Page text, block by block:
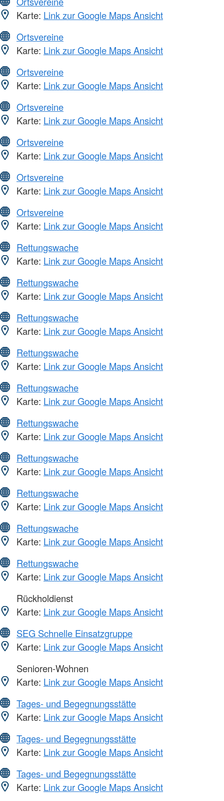
Karte: Link zur Google Maps Ansicht
Ortsvereine
Karte: Link zur Google Maps Ansicht
Ortsvereine
Karte: Link zur Google Maps Ansicht
Ortsvereine
Karte: Link zur Google Maps Ansicht
Ortsvereine
Karte: Link zur Google Maps Ansicht
Ortsvereine
Karte: Link zur Google Maps Ansicht
Ortsvereine
Karte: Link zur Google Maps Ansicht
Rettungswache
Karte: Link zur Google Maps Ansicht
Rettungswache
Karte: Link zur Google Maps Ansicht
Rettungswache
Karte: Link zur Google Maps Ansicht
Rettungswache
Karte: Link zur Google Maps Ansicht
Rettungswache
Karte: Link zur Google Maps Ansicht
Rettungswache
Karte: Link zur Google Maps Ansicht
Rettungswache
Karte: Link zur Google Maps Ansicht
Rettungswache
Karte: Link zur Google Maps Ansicht
Rettungswache
Karte: Link zur Google Maps Ansicht
Rettungswache
Karte: Link zur Google Maps Ansicht
Rückholdienst
Karte: Link zur Google Maps Ansicht
SEG Schnelle Einsatzgruppe
Karte: Link zur Google Maps Ansicht
Senioren-Wohnen
Karte: Link zur Google Maps Ansicht
Tages- und Begegnungsstätte
Karte: Link zur Google Maps Ansicht
Tages- und Begegnungsstätte
Karte: Link zur Google Maps Ansicht
Tages- und Begegnungsstätte
Karte: Link zur Google Maps Ansicht